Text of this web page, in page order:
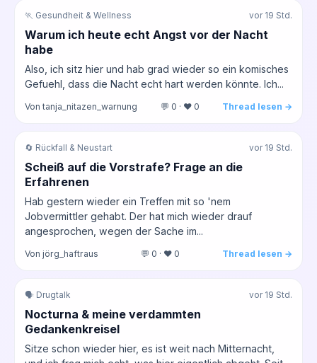
🏃 Gesundheit & Wellness vor 19 Std.
Warum ich heute echt Angst vor der Nacht
habe
Also, ich sitz hier und hab grad wieder so ein komisches
Gefuehl, dass die Nacht echt hart werden könnte. Ich...
Von tanja_nitazen_warnung 💬 0 · ❤️ 0 Thread lesen →
🔄 Rückfall & Neustart vor 19 Std.
Scheiß auf die Vorstrafe? Frage an die
Erfahrenen
Hab gestern wieder ein Treffen mit so 'nem
Jobvermittler gehabt. Der hat mich wieder drauf
angesprochen, wegen der Sache im...
Von jörg_haftraus 💬 0 · ❤️ 0 Thread lesen →
🗣️ Drugtalk vor 19 Std.
Nocturna & meine verdammten
Gedankenkreisel
Sitze schon wieder hier, es ist weit nach Mitternacht,